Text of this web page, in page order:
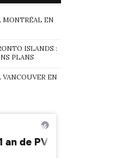
MONTRÉAL EN
ISLANDS :
PLANS
EN